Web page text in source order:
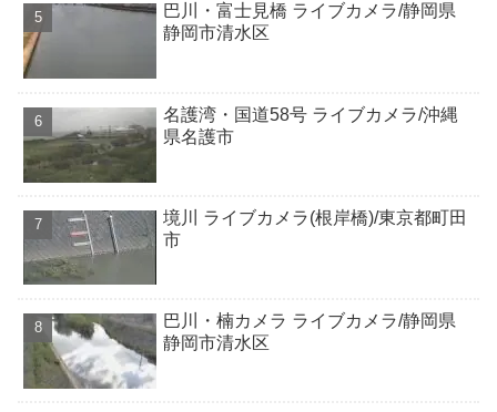
巴川・富士見橋 ライブカメラ/静岡県
静岡市清水区
名護湾・国道58号 ライブカメラ/沖縄
県名護市
境川 ライブカメラ(根岸橋)/東京都町田
市
巴川・楠カメラ ライブカメラ/静岡県
静岡市清水区